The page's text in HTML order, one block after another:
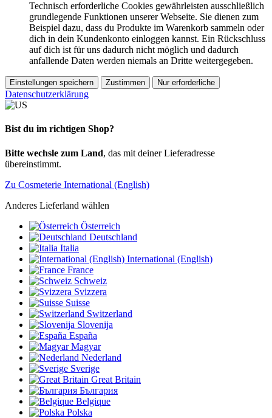
Technisch erforderliche Cookies gewährleisten ausschließlich
grundlegende Funktionen unserer Webseite. Sie dienen zum
Beispiel dazu, dass du Produkte im Warenkorb sammeln oder
dich in dein Kundenkonto einloggen kannst. Ein Rückschluss
auf dich ist für uns dadurch nicht möglich und dadurch
anfallende Daten werden niemals an Dritte weitergegeben.
Einstellungen speichern Zustimmen Nur erforderliche
Datenschutzerklärung
Bist du im richtigen Shop?
Bitte wechsle zum Land, das mit deiner Lieferadresse
übereinstimmt.
Zu Cosmeterie International (English)
Anderes Lieferland wählen
Österreich
Deutschland
Italia
International (English)
France
Schweiz
Svizzera
Suisse
Switzerland
Slovenija
España
Magyar
Nederland
Sverige
Great Britain
България
Belgique
Polska